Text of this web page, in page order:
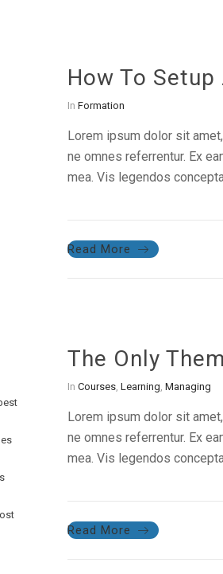
How To Setup
In Formation
Lorem ipsum dolor sit
ne omnes referrentur. Ex
mea. Vis legendos
Read More
The Only
In Courses, Learning, Managing
Lorem ipsum dolor sit
ne omnes referrentur. Ex
mea. Vis legendos
Read More